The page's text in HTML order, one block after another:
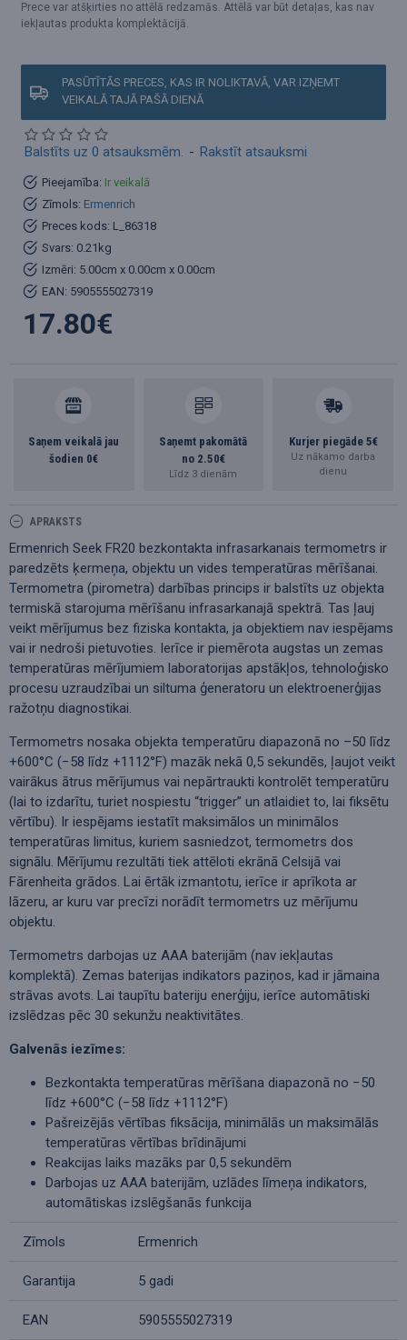
Prece var atšķirties no attēlā redzamās. Attēlā var būt detaļas, kas nav
iekļautas produkta komplektācijā.
PASŪTĪTĀS PRECES, KAS IR NOLIKTAVĀ, VAR IZŅEMT
VEIKALĀ TAJĀ PAŠĀ DIENĀ
Pieejamība: Ir veikalā
Zīmols: Ermenrich
Preces kods: L_86318
Svars: 0.21kg
Izmēri: 5.00cm x 0.00cm x 0.00cm
EAN: 5905555027319
Balstīts uz 0 atsauksmēm. - Rakstīt atsauksmi
17.80€
Saņem veikalā jau
šodien 0€
Saņemt pakomātā
no 2.50€
Līdz 3 dienām
Kurjer piegāde 5€
Uz nākamo darba
dienu
APRAKSTS
Ermenrich Seek FR20 bezkontakta infrasarkanais termometrs ir
paredzēts ķermeņa, objektu un vides temperatūras mērīšanai.
Termometra (pirometra) darbības princips ir balstīts uz objekta
termiskā starojuma mērīšanu infrasarkanajā spektrā. Tas ļauj
veikt mērījumus bez fiziska kontakta, ja objektiem nav iespējams
vai ir nedroši pietuvoties. Ierīce ir piemērota augstas un zemas
temperatūras mērījumiem laboratorijas apstākļos, tehnoloģisko
procesu uzraudzībai un siltuma ģeneratoru un elektroenerģijas
ražotņu diagnostikai.
Termometrs nosaka objekta temperatūru diapazonā no –50 līdz
+600°C (−58 līdz +1112°F) mazāk nekā 0,5 sekundēs, ļaujot veikt
vairākus ātrus mērījumus vai nepārtraukti kontrolēt temperatūru
(lai to izdarītu, turiet nospiestu “trigger” un atlaidiet to, lai fiksētu
vērtību). Ir iespējams iestatīt maksimālos un minimālos
temperatūras limitus, kuriem sasniedzot, termometrs dos
signālu. Mērījumu rezultāti tiek attēloti ekrānā Celsijā vai
Fārenheita grādos. Lai ērtāk izmantotu, ierīce ir aprīkota ar
lāzeru, ar kuru var precīzi norādīt termometrs uz mērījumu
objektu.
Termometrs darbojas uz AAA baterijām (nav iekļautas
komplektā). Zemas baterijas indikators paziņos, kad ir jāmaina
strāvas avots. Lai taupītu bateriju enerģiju, ierīce automātiski
izslēdzas pēc 30 sekunžu neaktivitātes.
Galvenās iezīmes:
Bezkontakta temperatūras mērīšana diapazonā no −50
līdz +600°C (−58 līdz +1112°F)
Pašreizējās vērtības fiksācija, minimālās un maksimālās
temperatūras vērtības brīdinājumi
Reakcijas laiks mazāks par 0,5 sekundēm
Darbojas uz AAA baterijām, uzlādes līmeņa indikators,
automātiskas izslēgšanās funkcija
Zīmols Ermenrich
Garantija 5 gadi
EAN 5905555027319